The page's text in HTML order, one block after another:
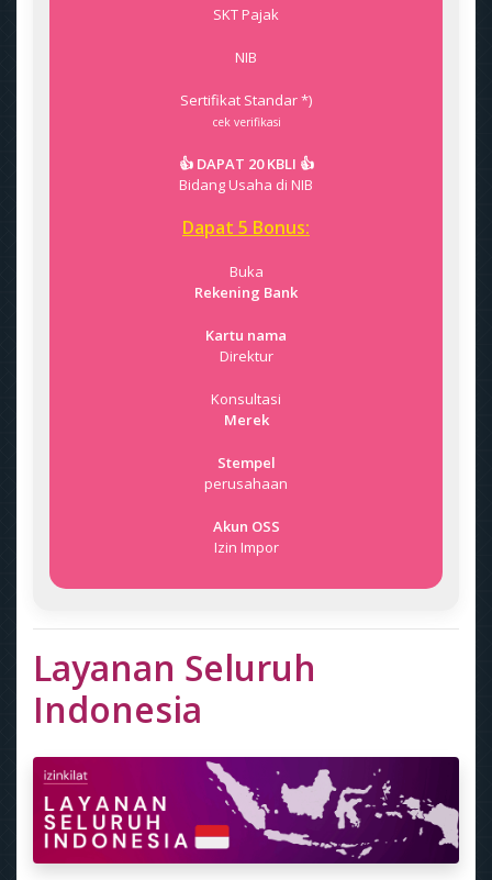
SKT Pajak
NIB
Sertifikat Standar *)
cek verifikasi
👍 DAPAT 20 KBLI 👍
Bidang Usaha di NIB
Dapat 5 Bonus:
Buka
Rekening Bank
Kartu nama
Direktur
Konsultasi
Merek
Stempel
perusahaan
Akun OSS
Izin Impor
Layanan Seluruh
Indonesia